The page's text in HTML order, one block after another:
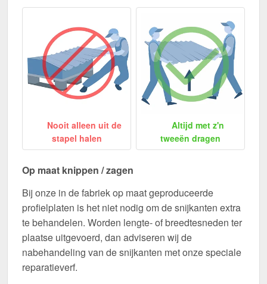
Nooit alleen uit de
stapel halen
Altijd met z'n
tweeën dragen
Op maat knippen / zagen
Bij onze in de fabriek op maat geproduceerde
profielplaten is het niet nodig om de snijkanten extra
te behandelen. Worden lengte- of breedtesneden ter
plaatse uitgevoerd, dan adviseren wij de
nabehandeling van de snijkanten met onze speciale
reparatieverf.